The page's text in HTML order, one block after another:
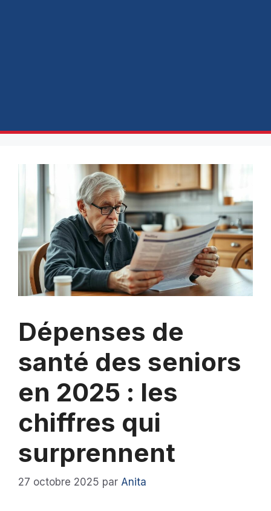
Dépenses de
santé des seniors
en 2025 : les
chiffres qui
surprennent
27 octobre 2025 par Anita